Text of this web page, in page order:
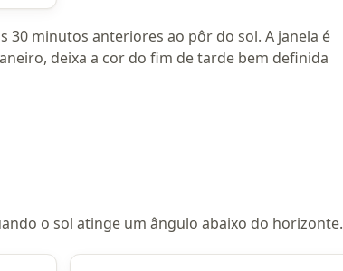
30 minutos anteriores ao pôr do sol. A janela é
deixa a cor do fim de tarde bem definida
o sol atinge um ângulo abaixo do horizonte.